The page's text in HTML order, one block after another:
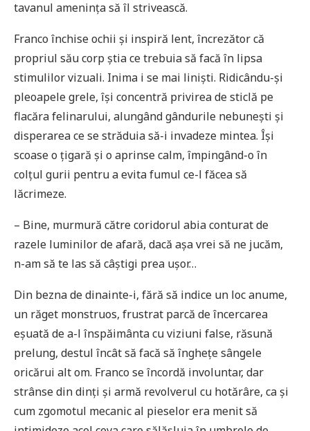
tavanul amenința să îl strivească.
Franco închise ochii și inspiră lent, încrezător că
propriul său corp știa ce trebuia să facă în lipsa
stimulilor vizuali. Inima i se mai liniști. Ridicându-și
pleoapele grele, își concentră privirea de sticlă pe
flacăra felinarului, alungând gândurile nebunești și
disperarea ce se străduia să-i invadeze mintea. Își
scoase o țigară și o aprinse calm, împingând-o în
colțul gurii pentru a evita fumul ce-l făcea să
lăcrimeze.
– Bine, murmură către coridorul abia conturat de
razele luminilor de afară, dacă așa vrei să ne jucăm,
n-am să te las să câștigi prea ușor…
Din bezna de dinainte-i, fără să indice un loc anume,
un răget monstruos, frustrat parcă de încercarea
eșuată de a-l înspăimânta cu viziuni false, răsună
prelung, destul încât să facă să înghețe sângele
oricărui alt om. Franco se încordă involuntar, dar
strânse din dinți și armă revolverul cu hotărâre, ca și
cum zgomotul mecanic al pieselor era menit să